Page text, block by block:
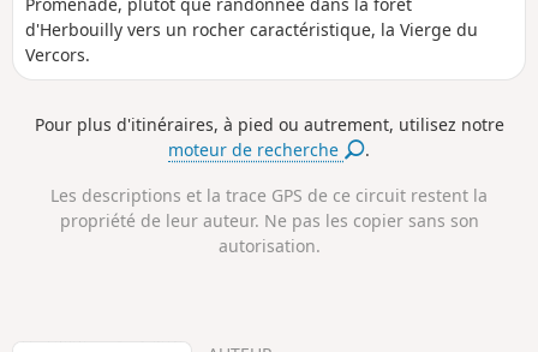
s
t
a
n
r
é
n
i
e
é
p
s
i
n
i
e
é
n
g
a
t
i
d'Herbouilly vers un rocher caractéristique, la Vierge du
Vercors.
Pour plus d'itinéraires, à pied ou autrement, utilisez notre
moteur de recherche
.
Les descriptions et la trace GPS de ce circuit restent la
propriété de leur auteur. Ne pas les copier sans son
autorisation.